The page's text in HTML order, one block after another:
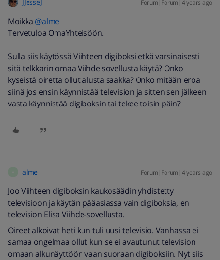
JJesseJ Forum|Forum|4 years ago
Moikka @alme
Tervetuloa OmaYhteisöön.
Sulla siis käytössä Viihteen digiboksi etkä varsinaisesti
sitä telkkarin omaa Viihde sovellusta käytä? Onko
kyseistä oiretta ollut alusta saakka? Onko mitään eroa
siinä jos ensin käynnistää television ja sitten sen jälkeen
vasta käynnistää digiboksin tai tekee toisin päin?
alme Forum|Forum|4 years ago
Joo Viihteen digiboksin kaukosäädin yhdistetty
televisioon ja käytän pääasiassa vain digiboksia, en
television Elisa Viihde-sovellusta.
Oireet alkoivat heti kun tuli uusi televisio. Vanhassa ei
samaa ongelmaa ollut kun se ei avautunut television
omaan alkunäyttöön vaan suoraan digiboksiin. Nyt siis